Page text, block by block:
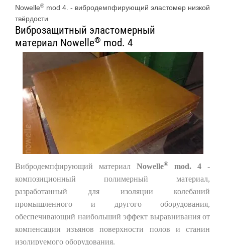
Nowelle® mod 4. - вибродемпфирующий эластомер низкой
твёрдости
Виброзащитный эластомерный
материал Nowelle® mod. 4
Вибродемпфирующий материал Nowelle® mod. 4 -
композиционный полимерный материал,
разработанный для изоляции колебаний
промышленного и другого оборудования,
обеспечивающий наибольший эффект выравнивания от
компенсации изъянов поверхности полов и станин
изолируемого оборудования.